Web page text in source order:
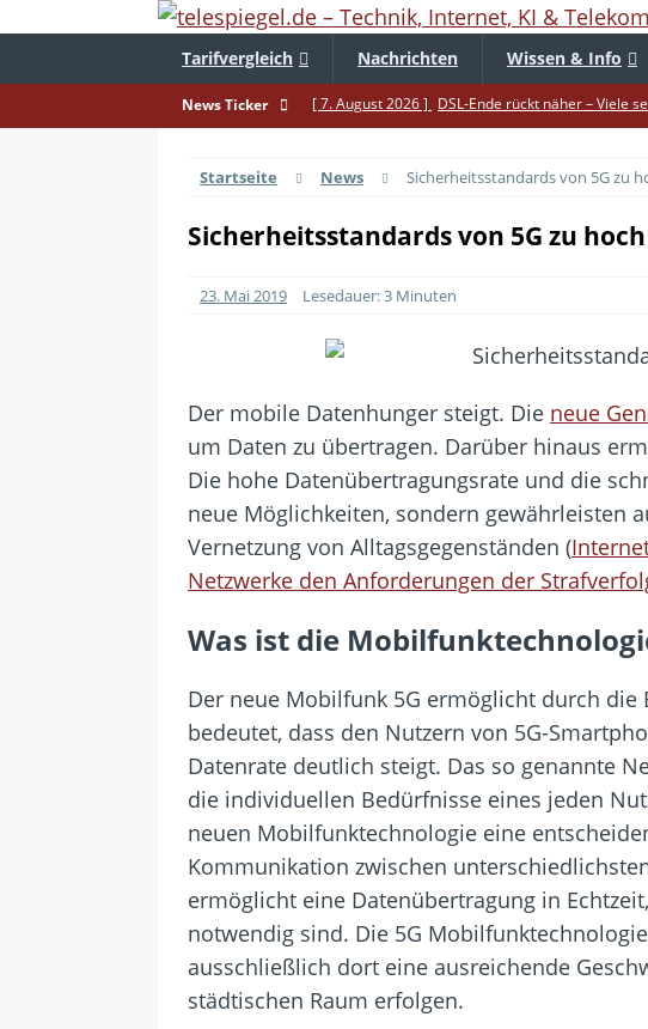
Tarifvergleich Nachrichten Wissen & Info
News Ticker [ 7. August 2026 ] DSL-Ende rückt näher – Viele
[ 4. August 2026 ] Smartphone-Kauf – Zu
[ 3. August 2026 ]
1&1 bekommt auf die Mütze –
[ 29. Juli 2026 ] Achtung: Polizei warnt –
[ 28. Juli 2026 ]
Im Urlaub erreichbar? – Warum
[ 22. Juli 2026 ]
WhatsApp macht die
[ 21. Juli 2026 ]
Wichtiges BGH-Urteil –
Startseite News Sicherheitsstandards von 5G zu
Sicherheitsstandards von 5G zu
23. Mai 2019 Lesedauer: 3 Minuten
Der mobile Datenhunger steigt. Die neue
um Daten zu übertragen. Darüber hinaus
Die hohe Datenübertragungsrate und die
neue Möglichkeiten, sondern gewährleisten
Vernetzung von Alltagsgegenständen (
Netzwerke den Anforderungen der
Was ist die
Der neue Mobilfunk 5G ermöglicht durch
bedeutet, dass den Nutzern von 5G-
Datenrate deutlich steigt. Das so genannte
die individuellen Bedürfnisse eines jeden
neuen Mobilfunktechnologie eine
Kommunikation zwischen
ermöglicht eine Datenübertragung in
notwendig sind. Die 5G
ausschließlich dort eine ausreichende
städtischen Raum erfolgen.